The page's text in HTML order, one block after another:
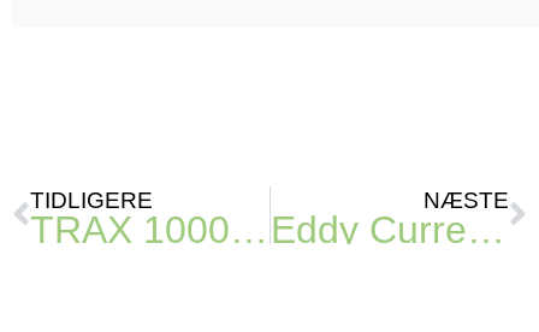
TIDLIGERE
TRAX 1000 fremtidssikrer forretningen
NÆSTE
Eddy Current – Find guldet i dit materiale